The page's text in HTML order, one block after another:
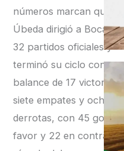
números marcan que
Úbeda dirigió a Boca en
32 partidos oficiales y
terminó su ciclo con un
balance de 17 victorias,
siete empates y ocho
derrotas, con 45 goles a
favor y 22 en contra. El